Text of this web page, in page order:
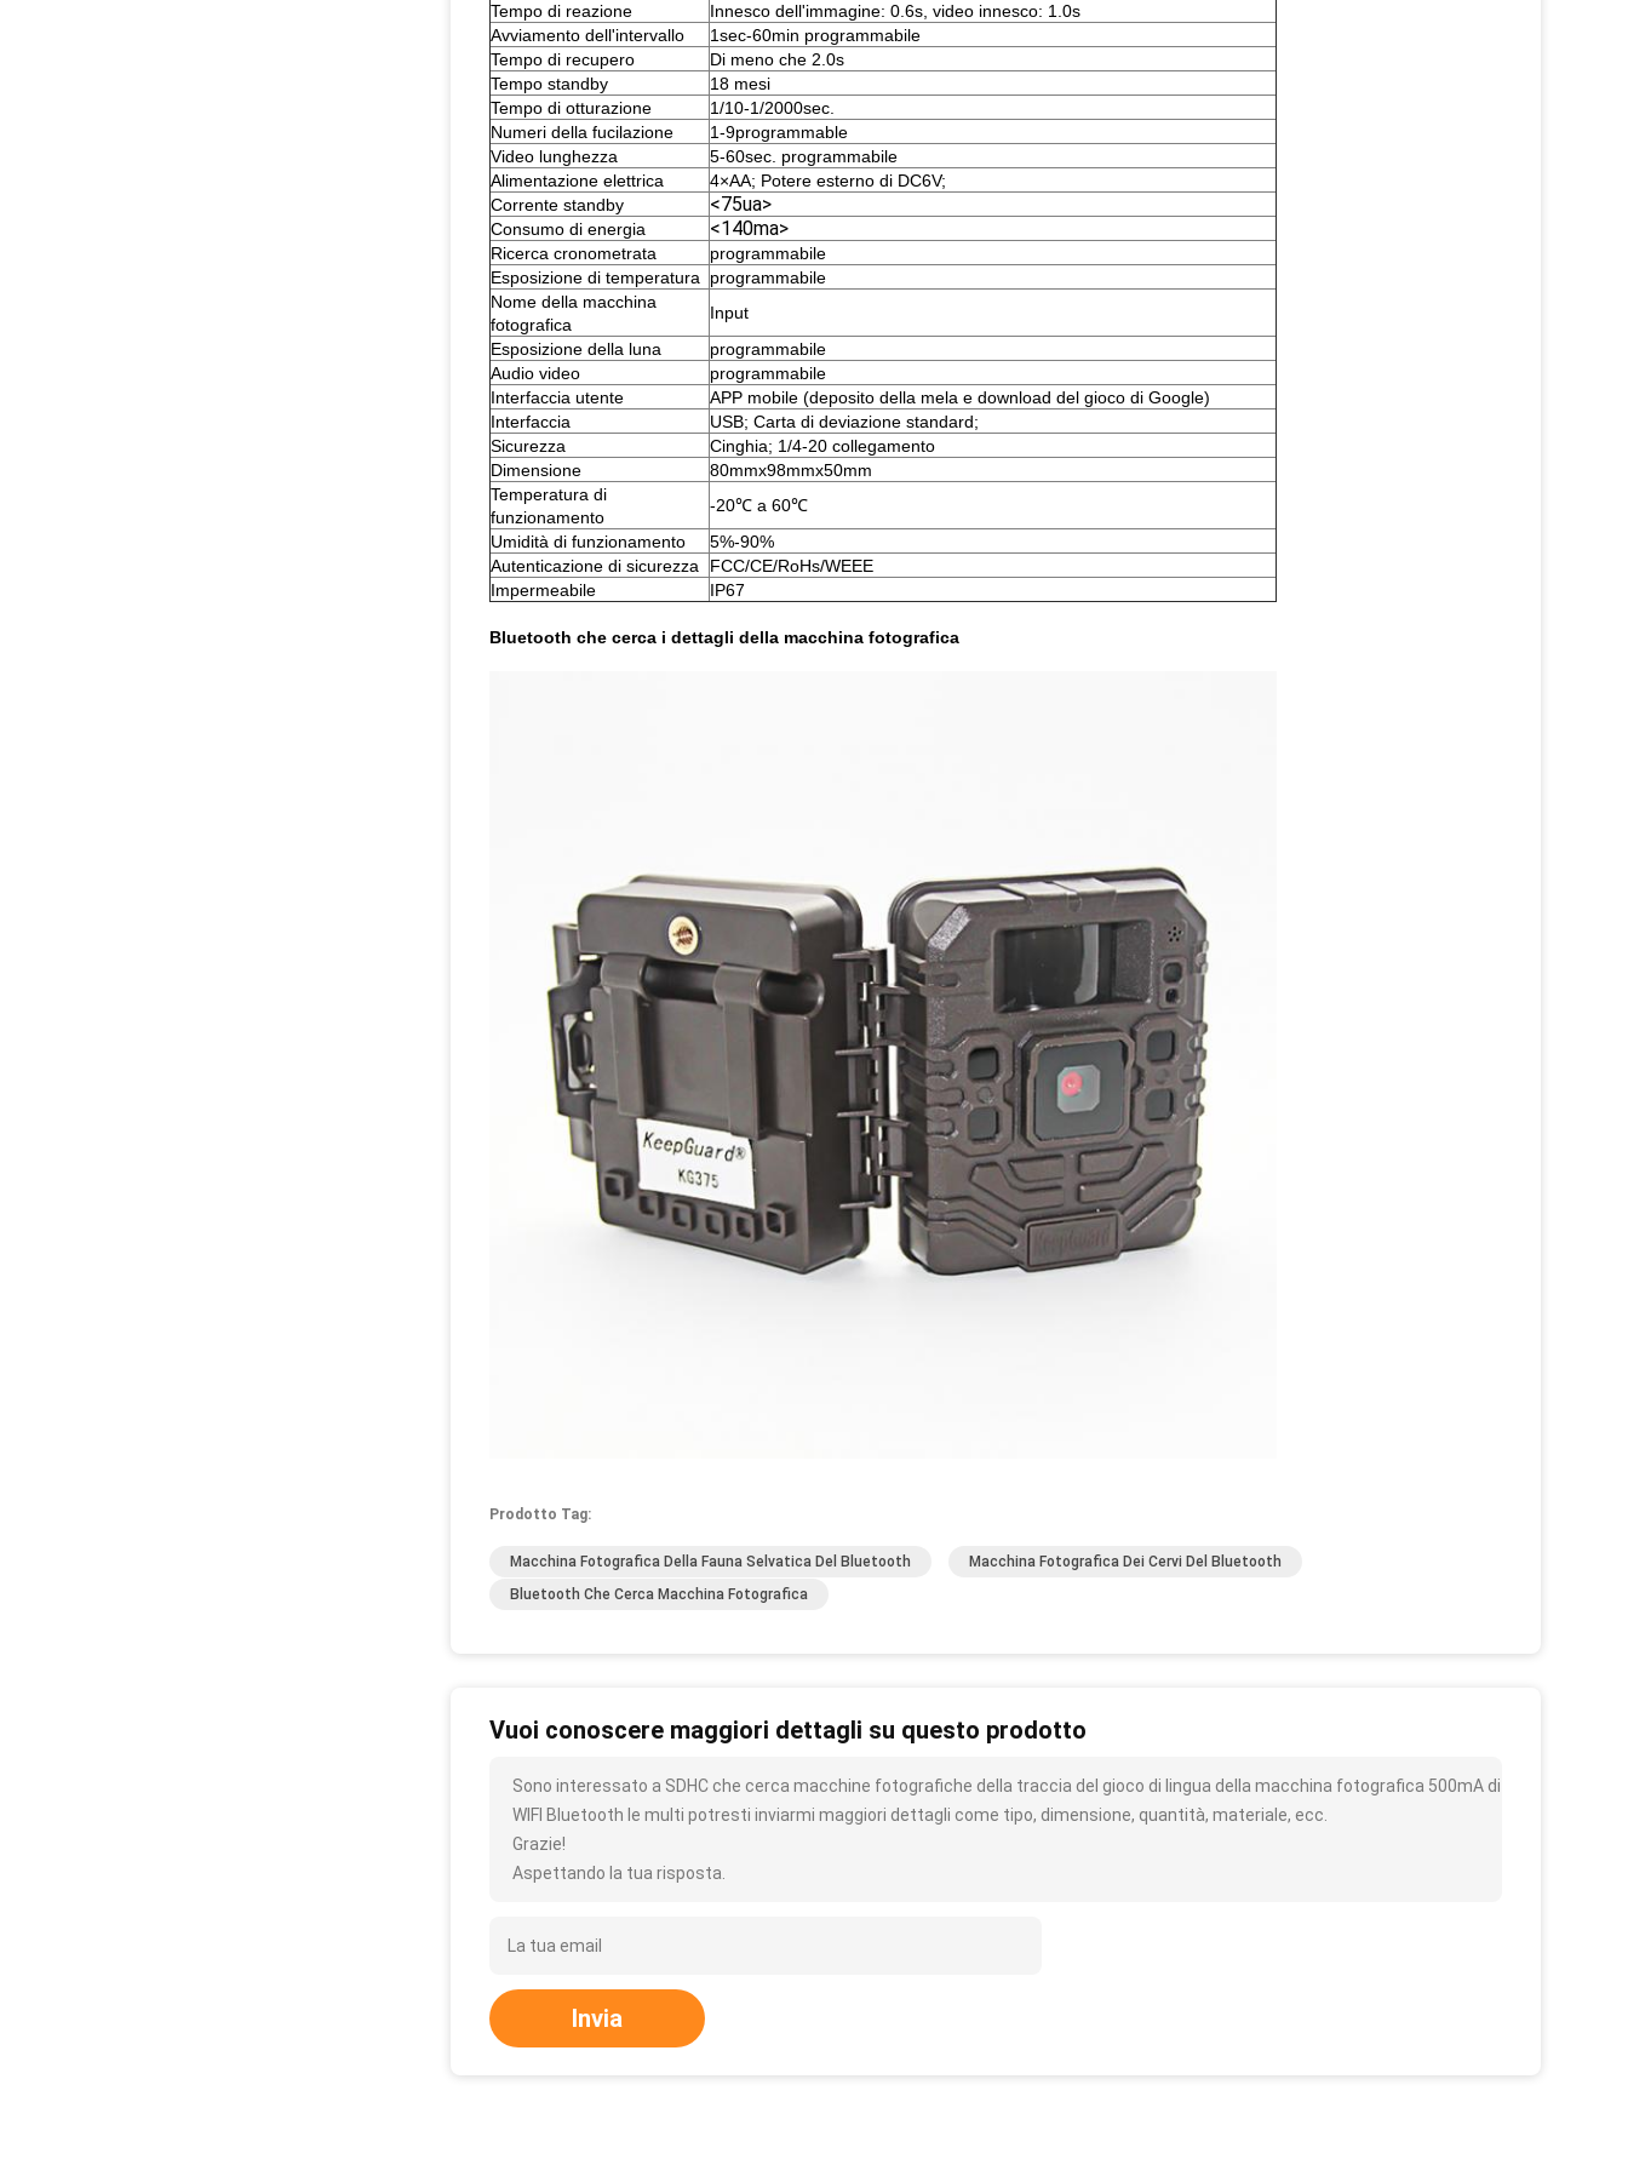
Tempo di reazione
Innesco dell'immagine: 0.6s, video innesco: 1.0s
Avviamento dell'intervallo
1sec-60min programmabile
Tempo di recupero
Di meno che 2.0s
Tempo standby
18 mesi
Tempo di otturazione
1/10-1/2000sec.
Numeri della fucilazione
1-9programmable
Video lunghezza
5-60sec. programmabile
Alimentazione elettrica
4×AA; Potere esterno di DC6V;
Corrente standby
<75ua>
Consumo di energia <140ma>
Ricerca cronometrata
programmabile
Esposizione di temperatura
programmabile
Nome della macchina
fotografica
Input
Esposizione della luna
programmabile
Audio video
programmabile
Interfaccia utente
APP mobile (deposito della mela e download del gioco di Google)
Interfaccia
USB; Carta di deviazione standard;
Sicurezza
Cinghia; 1/4-20 collegamento
Dimensione
80mmx98mmx50mm
Temperatura di
funzionamento
-20℃ a 60℃
Umidità di funzionamento
5%-90%
Autenticazione di sicurezza
FCC/CE/RoHs/WEEE
Impermeabile
IP67
Bluetooth che cerca i dettagli della macchina fotografica
Prodotto Tag:
Macchina Fotografica Della Fauna Selvatica Del Bluetooth
Macchina Fotografica Dei Cervi Del Bluetooth
Bluetooth Che Cerca Macchina Fotografica
Vuoi conoscere maggiori dettagli su questo prodotto
Sono interessato a SDHC che cerca macchine fotografiche della traccia del gioco di lingua della macchina fotografica 500mA di
WIFI Bluetooth le multi potresti inviarmi maggiori dettagli come tipo, dimensione, quantità, materiale, ecc.
Grazie!
Aspettando la tua risposta.
Invia